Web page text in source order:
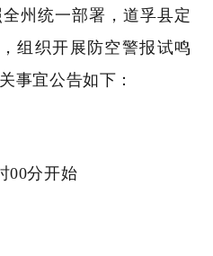
州统一部署，道孚县定
组织开展防空警报试鸣
事宜公告如下：
00分开始